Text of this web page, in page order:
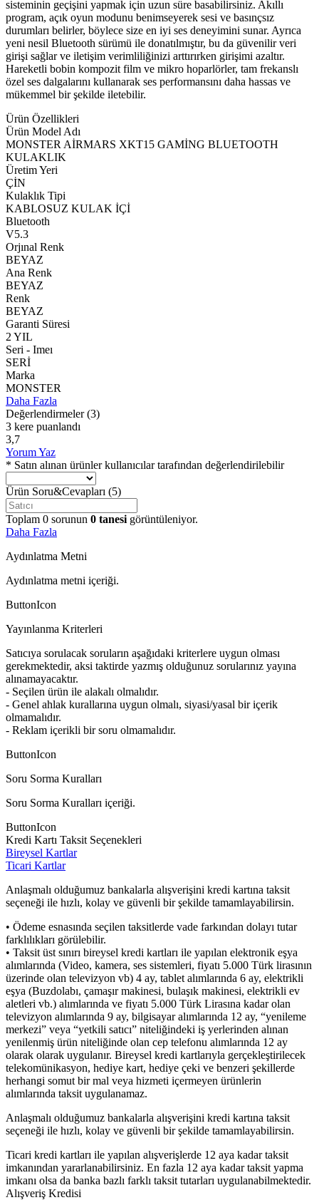
sisteminin geçişini yapmak için uzun süre basabilirsiniz. Akıllı
program, açık oyun modunu benimseyerek sesi ve basınçsız
durumları belirler, böylece size en iyi ses deneyimini sunar. Ayrıca
yeni nesil Bluetooth sürümü ile donatılmıştır, bu da güvenilir veri
girişi sağlar ve iletişim verimliliğinizi arttırırken girişimi azaltır.
Hareketli bobin kompozit film ve mikro hoparlörler, tam frekanslı
özel ses dalgalarını kullanarak ses performansını daha hassas ve
mükemmel bir şekilde iletebilir.
Ürün Özellikleri
Ürün Model Adı
MONSTER AİRMARS XKT15 GAMİNG BLUETOOTH
KULAKLIK
Üretim Yeri
ÇİN
Kulaklık Tipi
KABLOSUZ KULAK İÇİ
Bluetooth
V5.3
Orjınal Renk
BEYAZ
Ana Renk
BEYAZ
Renk
BEYAZ
Garanti Süresi
2 YIL
Seri - Imeı
SERİ
Marka
MONSTER
Daha Fazla
Değerlendirmeler (3)
3 kere puanlandı
3,7
Yorum Yaz
* Satın alınan ürünler kullanıcılar tarafından değerlendirilebilir
Ürün Soru&Cevapları (5)
Toplam 0 sorunun 0 tanesi görüntüleniyor.
Daha Fazla
Aydınlatma Metni
Aydınlatma metni içeriği.
ButtonIcon
Yayınlanma Kriterleri
Satıcıya sorulacak soruların aşağıdaki kriterlere uygun olması
gerekmektedir, aksi taktirde yazmış olduğunuz sorularınız yayına
alınamayacaktır.
- Seçilen ürün ile alakalı olmalıdır.
- Genel ahlak kurallarına uygun olmalı, siyasi/yasal bir içerik
olmamalıdır.
- Reklam içerikli bir soru olmamalıdır.
ButtonIcon
Soru Sorma Kuralları
Soru Sorma Kuralları içeriği.
ButtonIcon
Kredi Kartı Taksit Seçenekleri
Bireysel Kartlar
Ticari Kartlar
Anlaşmalı olduğumuz bankalarla alışverişini kredi kartına taksit
seçeneği ile hızlı, kolay ve güvenli bir şekilde tamamlayabilirsin.
• Ödeme esnasında seçilen taksitlerde vade farkından dolayı tutar
farklılıkları görülebilir.
• Taksit üst sınırı bireysel kredi kartları ile yapılan elektronik eşya
alımlarında (Video, kamera, ses sistemleri, fiyatı 5.000 Türk lirasının
üzerinde olan televizyon vb) 4 ay, tablet alımlarında 6 ay, elektrikli
eşya (Buzdolabı, çamaşır makinesi, bulaşık makinesi, elektrikli ev
aletleri vb.) alımlarında ve fiyatı 5.000 Türk Lirasına kadar olan
televizyon alımlarında 9 ay, bilgisayar alımlarında 12 ay, “yenileme
merkezi” veya “yetkili satıcı” niteliğindeki iş yerlerinden alınan
yenilenmiş ürün niteliğinde olan cep telefonu alımlarında 12 ay
olarak olarak uygulanır. Bireysel kredi kartlarıyla gerçekleştirilecek
telekomünikasyon, hediye kart, hediye çeki ve benzeri şekillerde
herhangi somut bir mal veya hizmeti içermeyen ürünlerin
alımlarında taksit uygulanamaz.
Anlaşmalı olduğumuz bankalarla alışverişini kredi kartına taksit
seçeneği ile hızlı, kolay ve güvenli bir şekilde tamamlayabilirsin.
Ticari kredi kartları ile yapılan alışverişlerde 12 aya kadar taksit
imkanından yararlanabilirsiniz. En fazla 12 aya kadar taksit yapma
imkanı olsa da banka bazlı farklı taksit tutarları uygulanabilmektedir.
Alışveriş Kredisi